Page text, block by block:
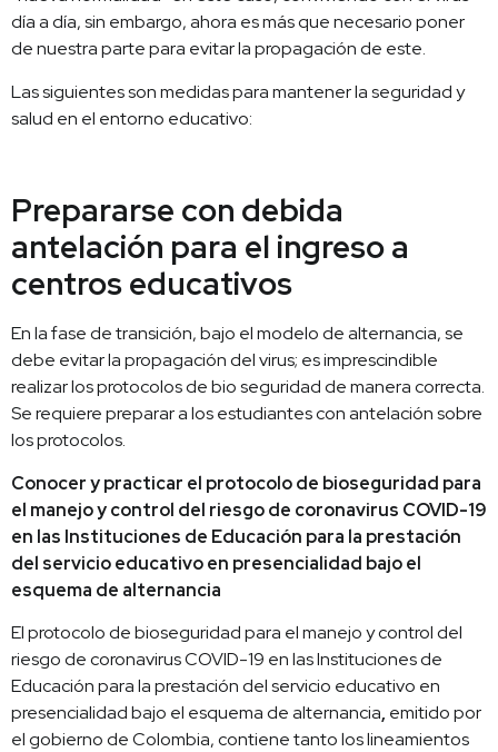
día a día, sin embargo, ahora es más que necesario poner
de nuestra parte para evitar la propagación de este.
Las siguientes son medidas para mantener la seguridad y
salud en el entorno educativo:
Prepararse con debida
antelación para el ingreso a
centros educativos
En la fase de transición, bajo el modelo de alternancia, se
debe evitar la propagación del virus; es imprescindible
realizar los protocolos de bio seguridad de manera correcta.
Se requiere preparar a los estudiantes con antelación sobre
los protocolos.
Conocer y practicar el protocolo de bioseguridad para
el manejo y control del riesgo de coronavirus COVID-19
en las Instituciones de Educación para la prestación
del servicio educativo en presencialidad bajo el
esquema de alternancia
El protocolo de bioseguridad para el manejo y control del
riesgo de coronavirus COVID-19 en las Instituciones de
Educación para la prestación del servicio educativo en
presencialidad bajo el esquema de alternancia, emitido por
el gobierno de Colombia, contiene tanto los lineamientos